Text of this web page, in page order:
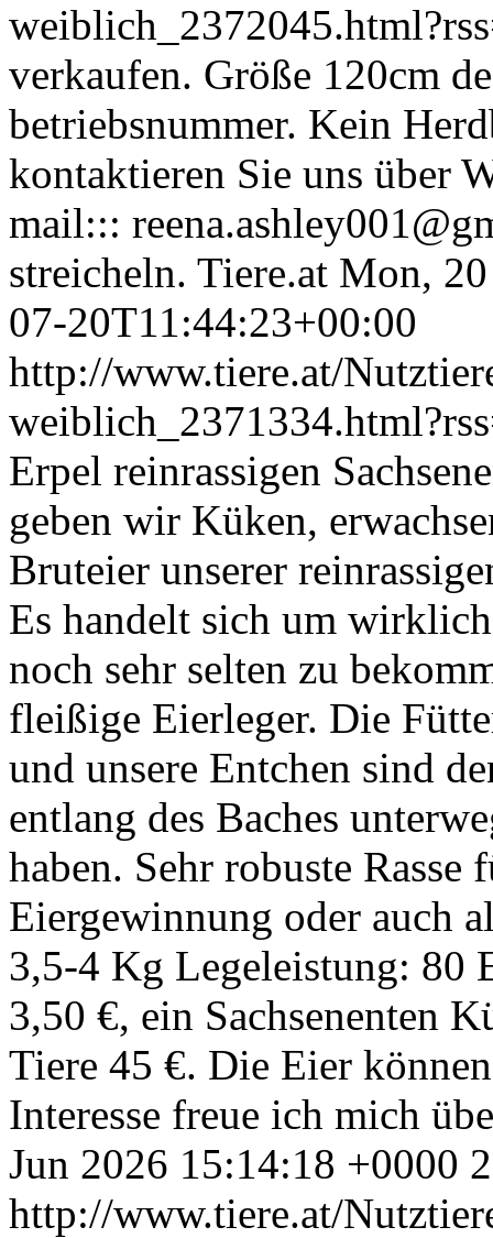
verkaufen. Größe 120cm
betriebsnummer. Kein
kontaktieren Sie uns über
mail:::
streicheln. Tiere.at Mon,
07-20T11:44:23+00:00
http://www.tiere.at/
Erpel reinrassigen
geben wir Küken,
Bruteier unserer
Es handelt sich um
noch sehr selten zu
fleißige Eierleger. Die
und unsere Entchen sind
entlang des Baches
haben. Sehr robuste Rasse
Eiergewinnung oder auch
3,5-4 Kg Legeleistung: 80
3,50 €, ein Sachsenenten
Tiere 45 €. Die Eier
Interesse freue ich mich
Jun 2026 15:14:18 +0000
http://www.tiere.at/